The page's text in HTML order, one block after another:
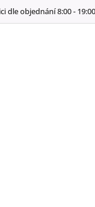
dle objednání 8:00 - 19:00